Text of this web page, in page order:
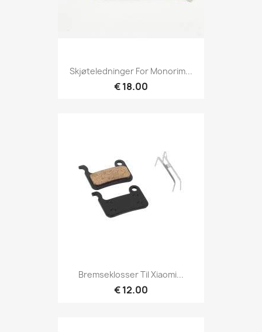
Skjøteledninger For Monorim...
€ 18.00
Bremseklosser Til Xiaomi...
€ 12.00